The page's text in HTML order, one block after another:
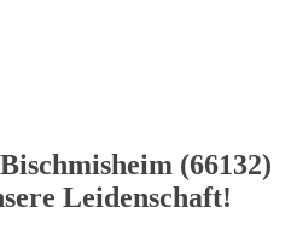
(66132)
Leidenschaft!